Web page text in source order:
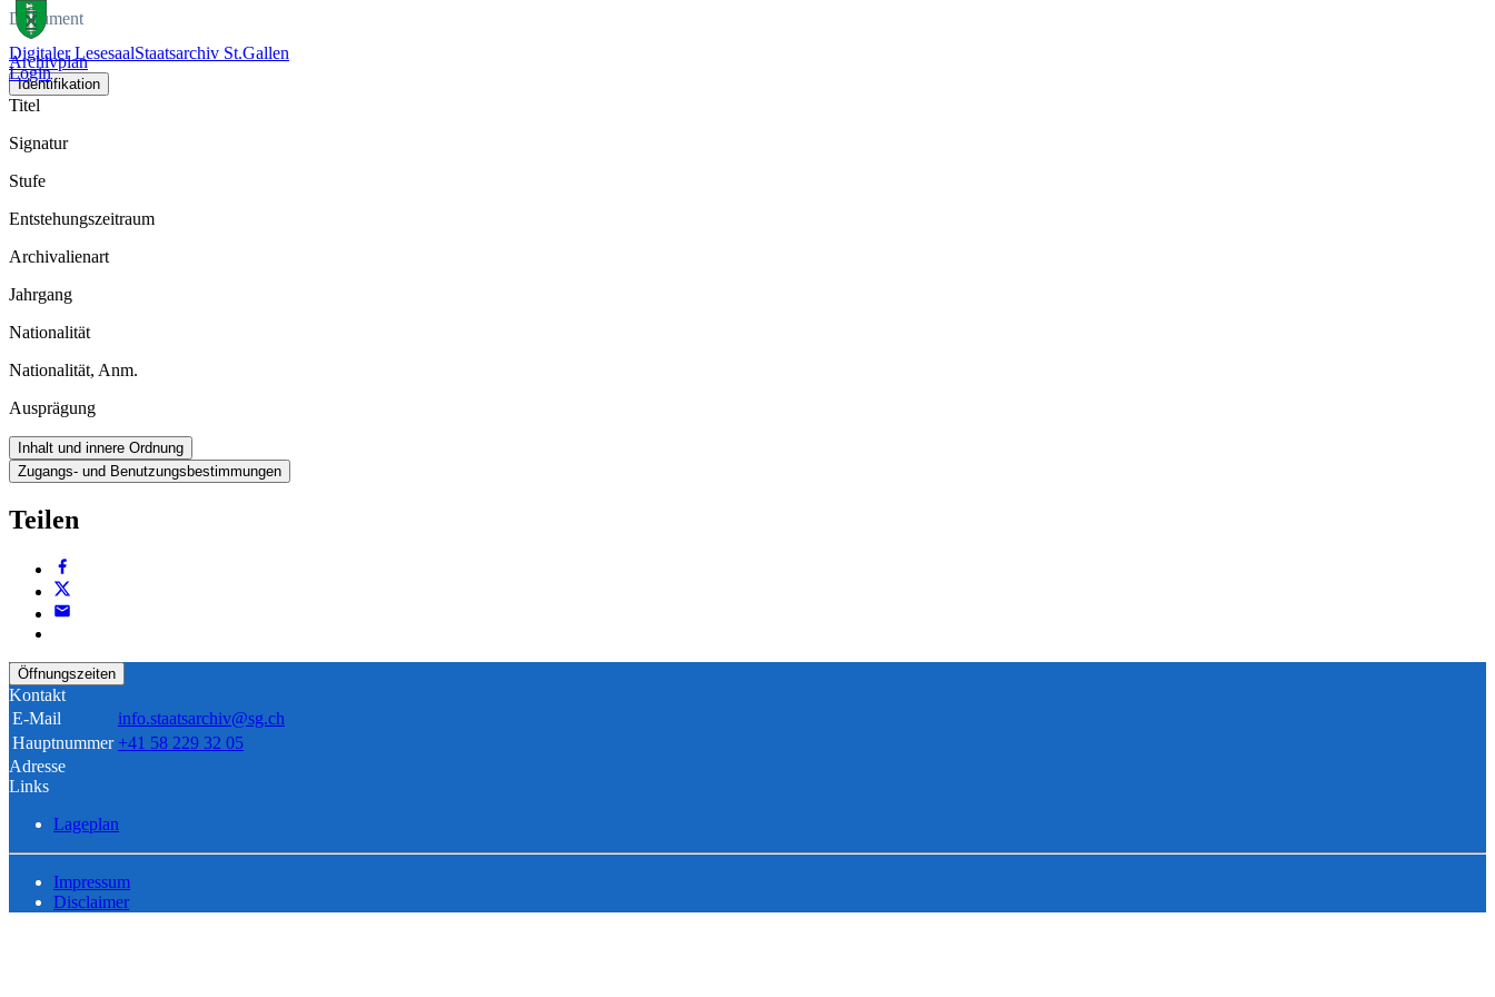
Digitaler LesesaalStaatsarchiv St.Gallen
Login
Dokument
Archivplan
Identifikation
Titel
Signatur
Stufe
Entstehungszeitraum
Archivalienart
Jahrgang
Nationalität
Nationalität, Anm.
Ausprägung
Inhalt und innere Ordnung
Zugangs- und Benutzungsbestimmungen
Teilen
Öffnungszeiten
Kontakt
E-Mail
info.staatsarchiv@sg.ch
Hauptnummer +41 58 229 32 05
Adresse
Links
Lageplan
Impressum
Disclaimer